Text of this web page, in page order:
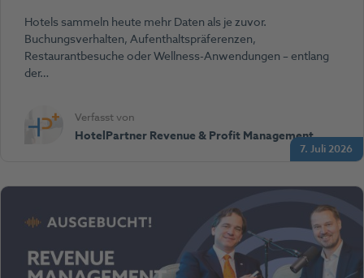
7. Juli 2026
Hotels sammeln heute mehr Daten als je zuvor.
Buchungsverhalten, Aufenthaltspräferenzen,
Restaurantbesuche oder Wellness-Anwendungen – entlang
der…
Verfasst von
HotelPartner Revenue & Profit Management